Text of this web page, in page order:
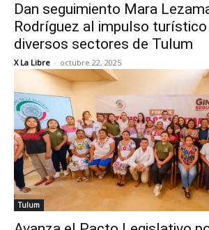
Dan seguimiento Mara
Rodríguez al impulso
diversos sectores de Tulum
X La Libre - octubre 22, 2025
Tulum